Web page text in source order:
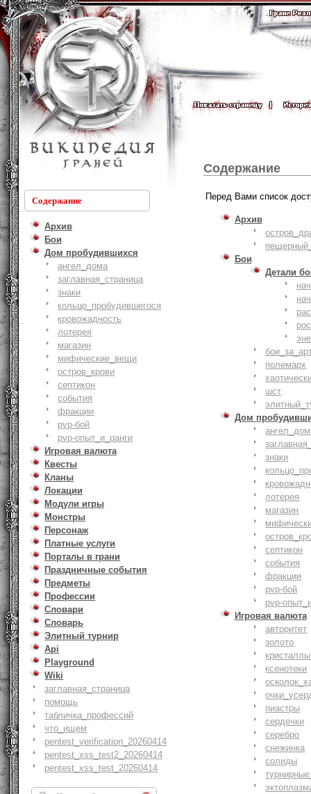
Содержание
Архив
Бои
Дом пробудившихся
ангел_дома
заглавная_страница
знаки
кольцо_пробудившегося
кровожадность
лотерея
магазин
мифические_вещи
остров_крови
септикон
события
фракции
pvp-бой
pvp-опыт_и_ранги
Игровая валюта
Квесты
Кланы
Локации
Модули игры
Монстры
Персонаж
Платные услуги
Порталы в грани
Праздничные события
Предметы
Профессии
Словари
Словарь
Элитный турнир
Api
Playground
Wiki
заглавная_страница
помощь
табличка_профессий
что_ищем
pentest_verification_20260414
pentest_xss_test2_20260414
pentest_xss_test_20260414
Содержание
Перед Вами список
Архив
Бои
Детали
полемарх
шст
Дом
знаки
лотерея
магазин
септикон
события
фракции
pvp-бой
pvp-
Игровая валюта
авторитет
золото
ксенотеки
пиастры
сердечки
серебро
снежинка
солиды